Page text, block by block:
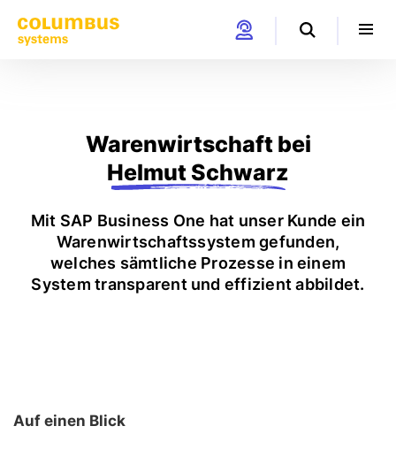
Warenwirtschaft bei
Helmut Schwarz
Mit SAP Business One hat unser Kunde ein
Warenwirtschaftssystem gefunden,
welches sämtliche Prozesse in einem
System transparent und effizient abbildet.
Auf einen Blick